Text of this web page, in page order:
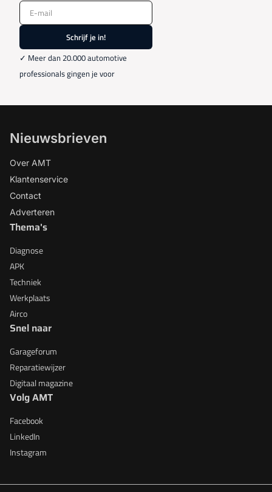
E-mail
Schrijf je in!
✓ Meer dan 20.000 automotive
professionals gingen je voor
Nieuwsbrieven
Over AMT
Klantenservice
Contact
Adverteren
Thema's
Diagnose
APK
Techniek
Werkplaats
Airco
Snel naar
Garageforum
Reparatiewijzer
Digitaal magazine
Volg AMT
Facebook
LinkedIn
Instagram